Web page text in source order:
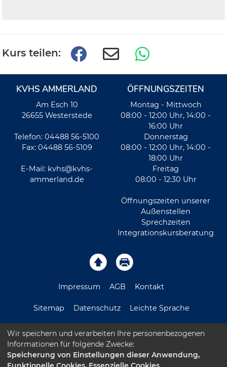
Kurs teilen:
KVHS AMMERLAND
Am Esch 10
26655 Westerstede
Telefon: 04488 56-5100
Fax: 04488 56-5109
E-Mail: kvhs@kvhs-
ammerland.de
ÖFFNUNGSZEITEN
Montag - Mittwoch
08:00 - 12:00 Uhr, 14:00 -
16:00 Uhr
Donnerstag
08:00 - 12:00 Uhr, 14:00 -
18:00 Uhr
Freitag
08:00 - 12:30 Uhr
Öffnungszeiten unserer
Außenstellen
Sprechzeiten
Integrationskursberatung
Impressum AGB Kontakt
Sitemap Datenschutz Leichte Sprache
Barrierefreiheitserklärung
Wir speichern und verarbeiten Ihre personenbezogenen
Informationen für folgende Zwecke:
Speicherung von Einstellungen dieser Anwendung,